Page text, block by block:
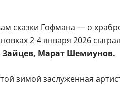
сказки Гофмана — о
2-4 января 2026
Зайцев, Марат Шемиунов.
зимой заслуженная